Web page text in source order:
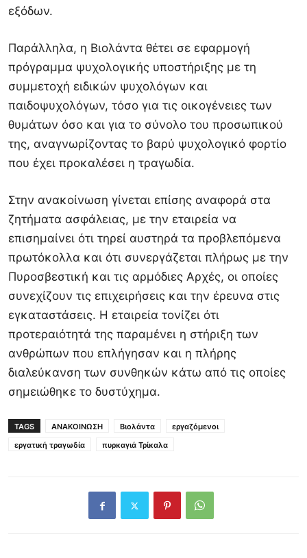
εξόδων.
Παράλληλα, η Βιολάντα θέτει σε εφαρμογή
πρόγραμμα ψυχολογικής υποστήριξης με τη
συμμετοχή ειδικών ψυχολόγων και
παιδοψυχολόγων, τόσο για τις οικογένειες των
θυμάτων όσο και για το σύνολο του προσωπικού
της, αναγνωρίζοντας το βαρύ ψυχολογικό φορτίο
που έχει προκαλέσει η τραγωδία.
Στην ανακοίνωση γίνεται επίσης αναφορά στα
ζητήματα ασφάλειας, με την εταιρεία να
επισημαίνει ότι τηρεί αυστηρά τα προβλεπόμενα
πρωτόκολλα και ότι συνεργάζεται πλήρως με την
Πυροσβεστική και τις αρμόδιες Αρχές, οι οποίες
συνεχίζουν τις επιχειρήσεις και την έρευνα στις
εγκαταστάσεις. Η εταιρεία τονίζει ότι
προτεραιότητά της παραμένει η στήριξη των
ανθρώπων που επλήγησαν και η πλήρης
διαλεύκανση των συνθηκών κάτω από τις οποίες
σημειώθηκε το δυστύχημα.
TAGS ΑΝΑΚΟΙΝΩΣΗ Βιολάντα
εργαζόμενοι
εργατική τραγωδία
πυρκαγιά Τρίκαλα